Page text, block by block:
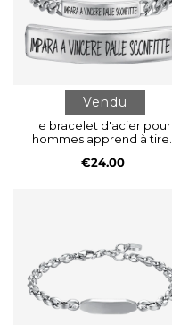
Vendu
le bracelet d'acier pour
hommes apprend à tirer
€24.00